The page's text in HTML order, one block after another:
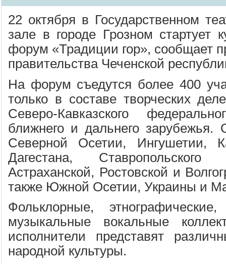
22 октября в Государственном
зале в городе Грозном стартует
форум «Традиции гор», сообщает
правительства Чеченской
На форум съедутся более 400
только в составе творческих
Северо-Кавказского
ближнего и дальнего зарубежья.
Северной Осетии, Ингушетии,
Дагестана,
Астраханской, Ростовской и
также Южной Осетии, Украины и
Фольклорные, этнографические,
музыкальные вокальные
исполнители представят
народной культуры.